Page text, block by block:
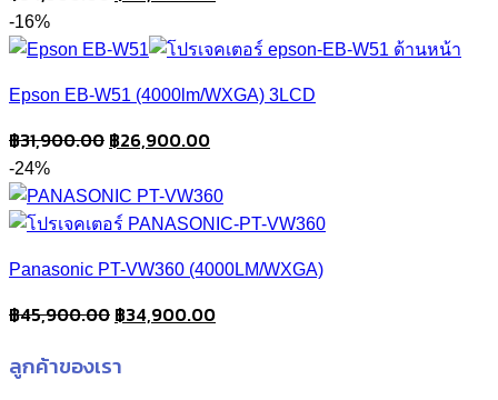
was:
is:
-16%
Epson EB-W51 (4000lm/WXGA) 3LCD
฿31,900.00 Original
was:
฿31,900.00.
฿26,900.00Current
is:
฿26,900.00.
-24%
Panasonic PT-VW360 (4000LM/WXGA)
฿45,900.00 Original
was:
฿34,900.00Current
ลูกค้าของเรา